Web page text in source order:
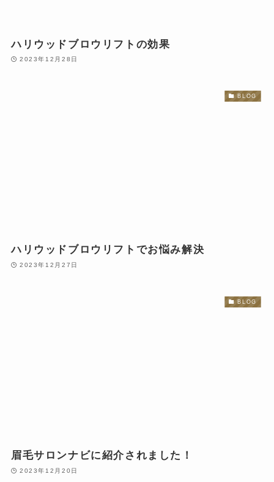
ハリウッドブロウリフトの効果
2023年12月28日
BLOG
ハリウッドブロウリフトでお悩み解決
2023年12月27日
BLOG
眉毛サロンナビに紹介されました！
2023年12月20日